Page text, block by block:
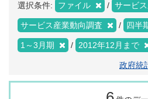
選択条件: ファイル サービ
サービス産業動向調査 四半
1～3月期 2012年12月まで
政府統